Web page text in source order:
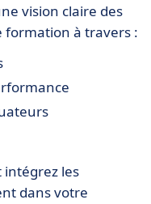
vision claire des
formation à travers :
intégrez les
dans votre